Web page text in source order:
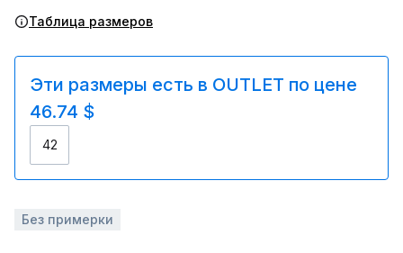
Таблица размеров
Эти размеры есть в OUTLET по цене
46.74 $
42
Без примерки